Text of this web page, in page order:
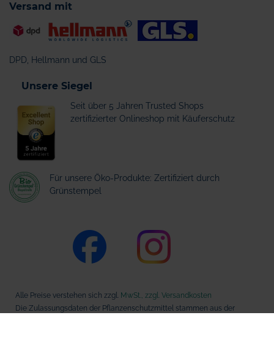
Versand mit
DPD, Hellmann und GLS
Unsere Siegel
Seit über 5 Jahren Trusted Shops
zertifizierter Onlineshop mit Käuferschutz
Für unsere Öko-Produkte: Zertifiziert durch
Grünstempel
Alle Preise verstehen sich zzgl. MwSt., zzgl. Versandkosten
Die Zulassungsdaten der Pflanzenschutzmittel stammen aus der